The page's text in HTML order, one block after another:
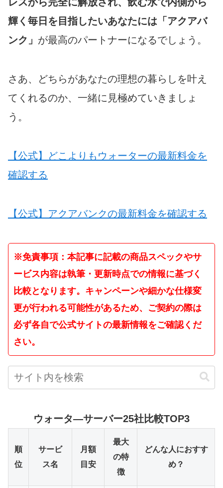
輝く毎日を目指したいあなたには「アクアバ
ンク」 が最高のパートナーになるでしょう。
さあ、どちらがあなたの理想の暮らしを叶え
てくれるのか、一緒に見極めていきましょ
う。
【公式】どこよりもウォーターの最新料金を
確認する
【公式】アクアバンクの最新料金を確認する
※免責事項：本記事に記載の商品スペックやサ
ービス内容は執筆・更新時点での情報に基づく
比較となります。キャンペーンや細かな仕様変
更が行われる可能性があるため、ご契約の際は
必ず各自で公式サイトの最新情報をご確認くだ
さい。
ウォータ―サーバー25社比較TOP3
順
位
サービ
ス名
月額
目安
最大
の特
徴
どんな人におすす
め？